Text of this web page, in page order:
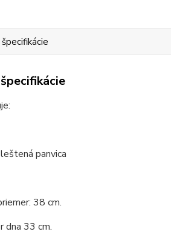
panvica
38 cm.
dna 33 cm.